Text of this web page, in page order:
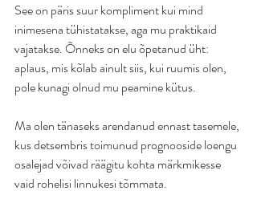
See on päris suur kompliment kui mind
inimesena tühistatakse, aga mu praktikaid
vajatakse. Õnneks on elu õpetanud üht:
aplaus, mis kõlab ainult siis, kui ruumis olen,
pole kunagi olnud mu peamine kütus.
Ma olen tänaseks arendanud ennast tasemele,
kus detsembris toimunud prognooside loengu
osalejad võivad räägitu kohta märkmikesse
vaid rohelisi linnukesi tõmmata.